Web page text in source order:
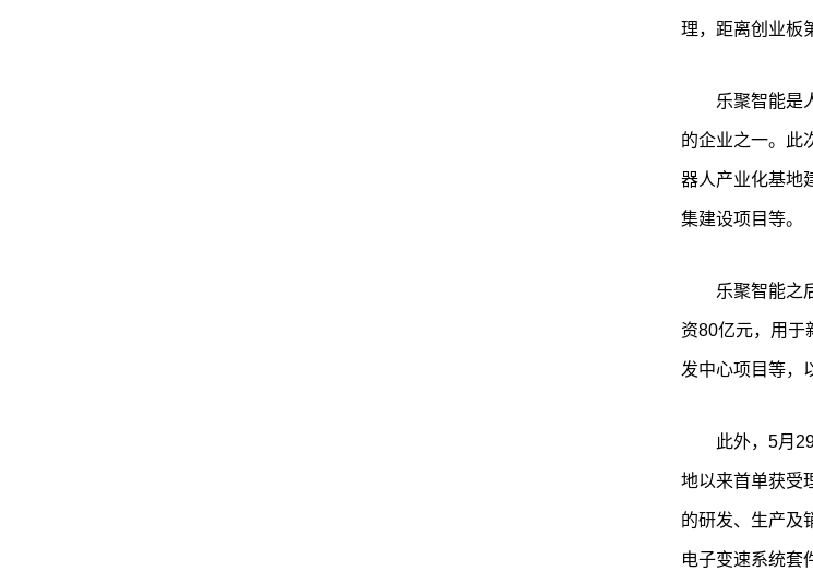
理，距离创业板
乐聚智能是
的企业之一。此
器人产业化基地
集建设项目等。
乐聚智能之
资80亿元，用于
发中心项目等，
此外，5月
地以来首单获受
的研发、生产及
电子变速系统套